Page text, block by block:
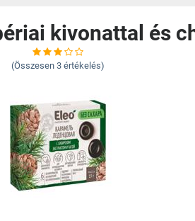
kivonattal és
(Összesen 3 értékelés)